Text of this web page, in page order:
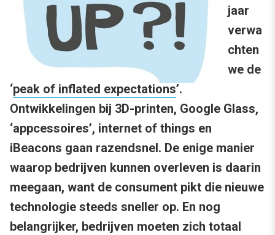
jaar
verwa
chten
we de
‘peak of inflated expectations’.
Ontwikkelingen bij 3D-printen, Google Glass,
‘appcessoires’, internet of things en
iBeacons gaan razendsnel. De enige manier
waarop bedrijven kunnen overleven is daarin
meegaan, want de consument pikt die nieuwe
technologie steeds sneller op. En nog
belangrijker, bedrijven moeten zich totaal